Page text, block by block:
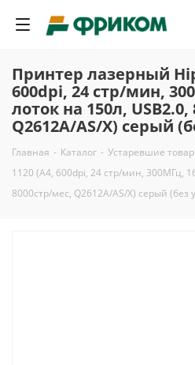
Принтер лазерный
600dpi, 24 стр/мин,
лоток на 150л,
Q2612A/AS/X) серый
Главная - Каталог - Устаревшие
1120 (А4, 600dpi, 24 стр/мин, 300МГц,
8000стр/мес, Q2612A/AS/X) серый (без